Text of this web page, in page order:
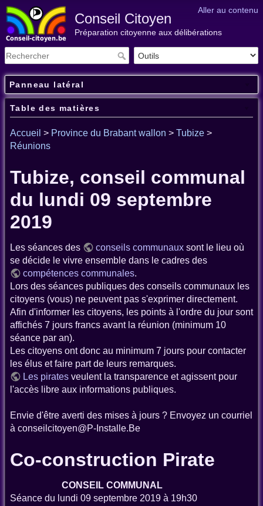
Aller au contenu
Conseil Citoyen
Préparation citoyenne aux délibérations
Panneau latéral
Table des matières
Accueil > Province du Brabant wallon > Tubize >
Réunions
Tubize, conseil communal
du lundi 09 septembre
2019
Les séances des conseils communaux sont le lieu où
se décide le vivre ensemble dans le cadres des
compétences communales.
Lors des séances publiques des conseils communaux les
citoyens (vous) ne peuvent pas s'exprimer directement.
Afin d'informer les citoyens, les points à l'ordre du jour sont
affichés 7 jours francs avant la réunion (minimum 10
séance par an).
Les citoyens ont donc au minimum 7 jours pour contacter
les élus et faire part de leurs remarques.
Les pirates veulent la transparence et agissent pour
l'accès libre aux informations publiques.
Envie d'être averti des mises à jours ? Envoyez un courriel
à conseilcitoyen@P-Installe.Be
Co-construction Pirate
CONSEIL COMMUNAL
Séance du lundi 09 septembre 2019 à 19h30